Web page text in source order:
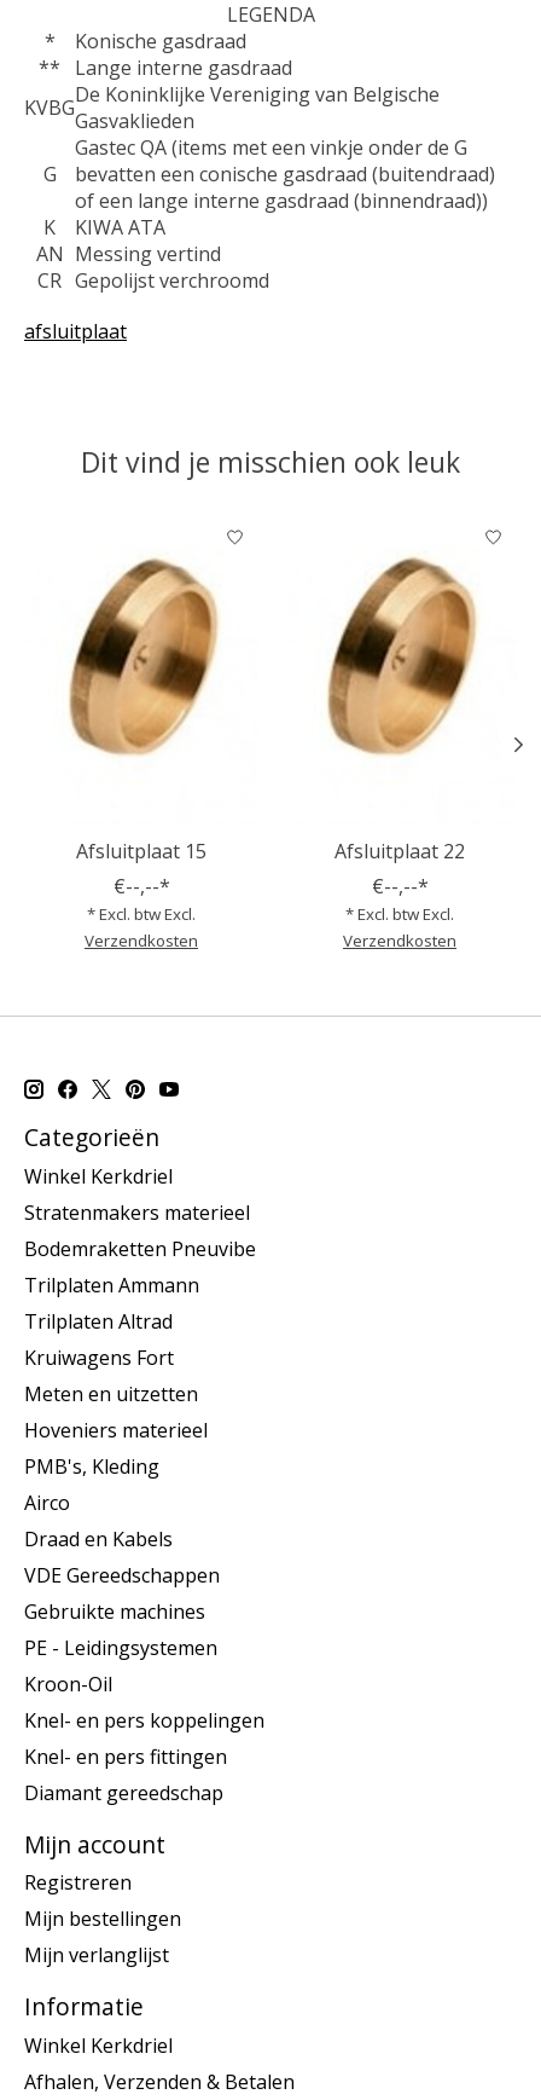
LEGENDA
*
Konische gasdraad
**
Lange interne gasdraad
KVBGDe Koninklijke Vereniging van Belgische
Gasvaklieden
G
Gastec QA (items met een vinkje onder de G
bevatten een conische gasdraad (buitendraad)
of een lange interne gasdraad (binnendraad))
K
KIWA ATA
AN Messing vertind
CR Gepolijst verchroomd
afsluitplaat
Dit vind je misschien ook leuk
Items van productcarrousel
Afsluitplaat 15
€--,--*
* Excl. btw Excl.
Verzendkosten
Afsluitplaat 22
€--,--*
* Excl. btw Excl.
Verzendkosten
Categorieën
Winkel Kerkdriel
Stratenmakers materieel
Bodemraketten Pneuvibe
Trilplaten Ammann
Trilplaten Altrad
Kruiwagens Fort
Meten en uitzetten
Hoveniers materieel
PMB's, Kleding
Airco
Draad en Kabels
VDE Gereedschappen
Gebruikte machines
PE - Leidingsystemen
Kroon-Oil
Knel- en pers koppelingen
Knel- en pers fittingen
Diamant gereedschap
Mijn account
Registreren
Mijn bestellingen
Mijn verlanglijst
Informatie
Winkel Kerkdriel
Afhalen, Verzenden & Betalen